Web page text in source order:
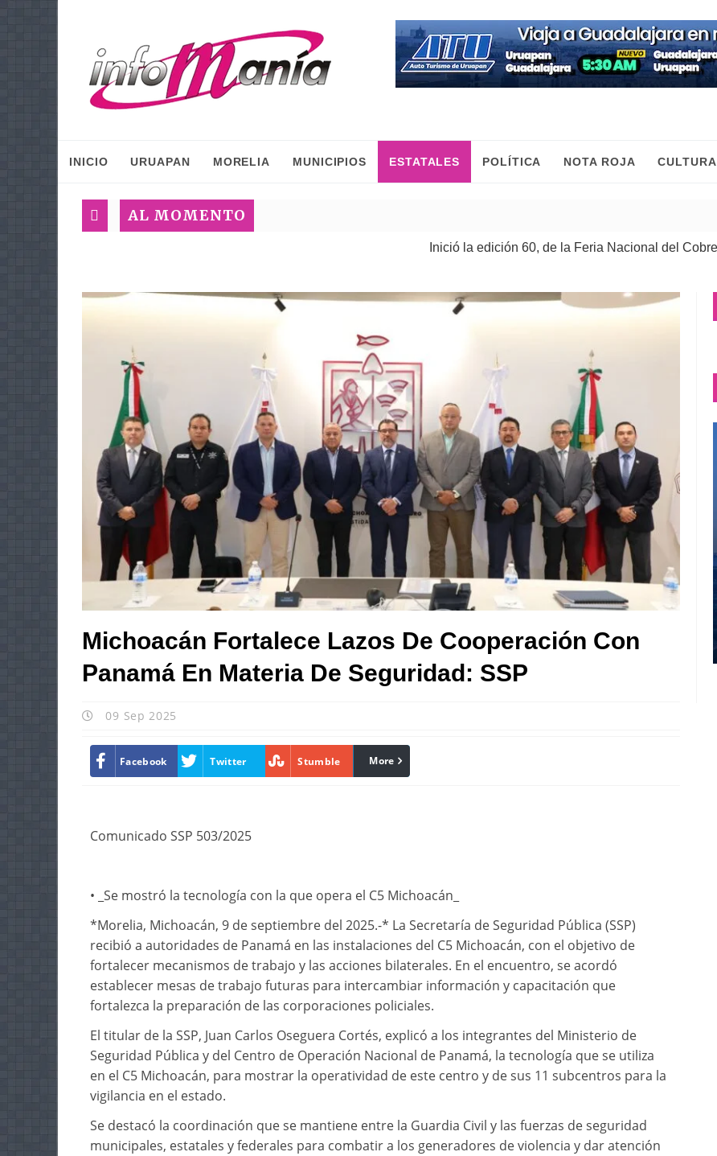
INICIO URUAPAN MORELIA MUNICIPIOS ESTATALES POLÍTICA NOTA ROJA CULTURA
AL MOMENTO
Inició la edición 60, de la Feria Nacional del Cobre| 08 Ago 2026
Michoacán Fortalece Lazos De Cooperación Con
Panamá En Materia De Seguridad: SSP
09 Sep 2025
Facebook Twitter Stumble linkedin
More
Comunicado SSP 503/2025
• _Se mostró la tecnología con la que opera el C5 Michoacán_
*Morelia, Michoacán, 9 de septiembre del 2025.-* La Secretaría de Seguridad Pública (SSP)
recibió a autoridades de Panamá en las instalaciones del C5 Michoacán, con el objetivo de
fortalecer mecanismos de trabajo y las acciones bilaterales. En el encuentro, se acordó
establecer mesas de trabajo futuras para intercambiar información y capacitación que
fortalezca la preparación de las corporaciones policiales.
El titular de la SSP, Juan Carlos Oseguera Cortés, explicó a los integrantes del Ministerio de
Seguridad Pública y del Centro de Operación Nacional de Panamá, la tecnología que se utiliza
en el C5 Michoacán, para mostrar la operatividad de este centro y de sus 11 subcentros para la
vigilancia en el estado.
Se destacó la coordinación que se mantiene entre la Guardia Civil y las fuerzas de seguridad
municipales, estatales y federales para combatir a los generadores de violencia y dar atención